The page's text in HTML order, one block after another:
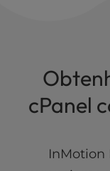
cPanel
InMotion